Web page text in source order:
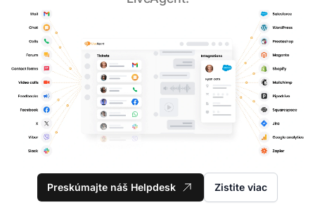
Preskúmajte náš Helpdesk Zistite viac